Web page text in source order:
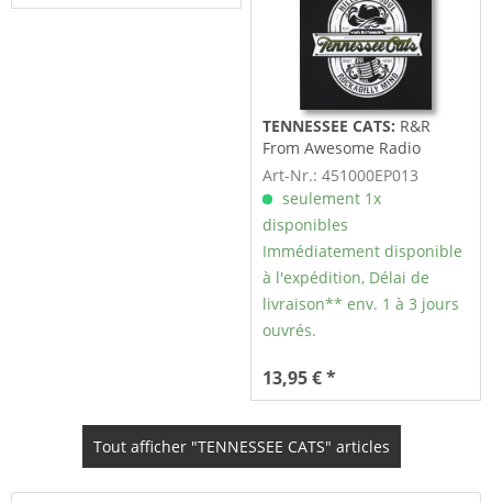
TENNESSEE CATS: R&R
From Awesome Radio
(7inch, 45rpm)
Art-Nr.: 451000EP013
seulement 1x
disponibles
Immédiatement disponible
à l'expédition, Délai de
livraison** env. 1 à 3 jours
ouvrés.
13,95 € *
Tout afficher "TENNESSEE CATS" articles